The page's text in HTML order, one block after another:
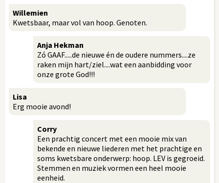
Willemien
Kwetsbaar, maar vol van hoop. Genoten.
Anja Hekman
Zó GAAF.....de nieuwe én de oudere nummers....ze
raken mijn hart/ziel....wat een aanbidding voor
onze grote God!!!
Lisa
Erg mooie avond!
Corry
Een prachtig concert met een mooie mix van
bekende en nieuwe liederen met het prachtige en
soms kwetsbare onderwerp: hoop. LEV is gegroeid.
Stemmen en muziek vormen een heel mooie
eenheid.